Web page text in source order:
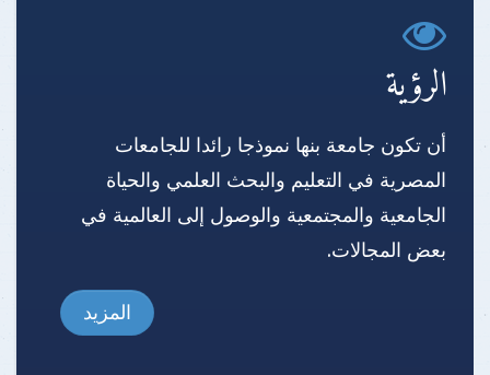
الرؤية
أن تكون جامعة بنها نموذجا رائدا للجامعات
المصرية في التعليم والبحث العلمي والحياة
الجامعية والمجتمعية والوصول إلى العالمية في
بعض المجالات.
المزيد